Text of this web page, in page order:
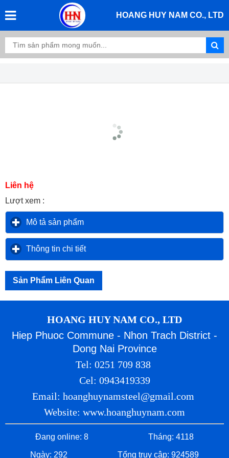
HOANG HUY NAM CO., LTD
Liên hệ
Lượt xem :
Mô tả sản phẩm
Thông tin chi tiếtclick to expand contents
Sản Phẩm Liên Quan
HOANG HUY NAM CO., LTD
Hiep Phuoc Commune - Nhon Trach District -
Dong Nai Province
Tel: 0251 709 838
Cel: 0943419339
Email: hoanghuynamsteel@gmail.com
Website: www.hoanghuynam.com
Đang online: 8 Tháng: 4118
Ngày: 292 Tổng truy cập: 924589